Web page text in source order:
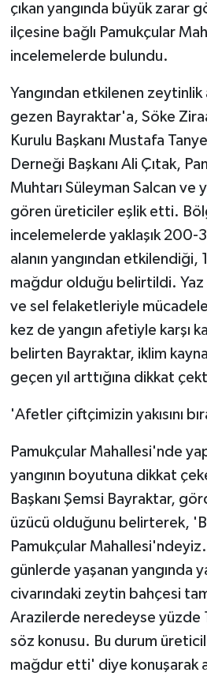
çıkan yangında büyük zarar
ilçesine bağlı Pamukçular
incelemelerde bulundu.
Yangından etkilenen zeytinlik
gezen Bayraktar'a, Söke
Kurulu Başkanı Mustafa
Derneği Başkanı Ali Çıtak,
Muhtarı Süleyman Salcan ve
gören üreticiler eşlik etti.
incelemelerde yaklaşık 200-
alanın yangından etkilendiği,
mağdur olduğu belirtildi. Yaz
ve sel felaketleriyle
kez de yangın afetiyle karşı
belirten Bayraktar, iklim
geçen yıl arttığına dikkat
'Afetler çiftçimizin yakısını
Pamukçular Mahallesi'nde
yangının boyutuna dikkat
Başkanı Şemsi Bayraktar,
üzücü olduğunu belirterek,
Pamukçular
günlerde yaşanan yangında
civarındaki zeytin bahçesi
Arazilerde neredeyse yüzde
söz konusu. Bu durum
mağdur etti' diye konuşarak